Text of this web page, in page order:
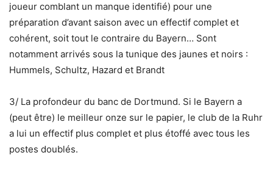
joueur comblant un manque identifié) pour une
préparation d’avant saison avec un effectif complet et
cohérent, soit tout le contraire du Bayern… Sont
notamment arrivés sous la tunique des jaunes et noirs :
Hummels, Schultz, Hazard et Brandt
3/ La profondeur du banc de Dortmund. Si le Bayern a
(peut être) le meilleur onze sur le papier, le club de la Ruhr
a lui un effectif plus complet et plus étoffé avec tous les
postes doublés.